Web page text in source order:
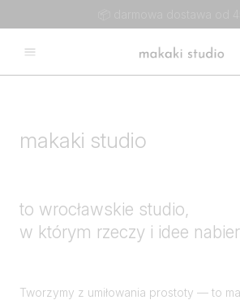
makaki studio
to wrocławskie studio,
w którym rzeczy i idee
Tworzymy z umiłowania prostoty — to